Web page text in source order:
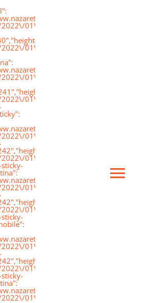
wp-
01\/logo-
01\/logo-
wp-
01\/logo-
01\/logo-
wp-
01\/logo-
01\/logo-
wp-
01\/logo-
01\/logo-
wp-
01\/logo-
01\/logo-
wp-
01\/logo-